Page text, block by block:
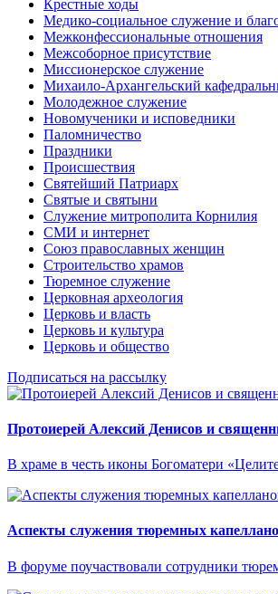
Крестные ходы
Медико-социальное служение и
Межконфессиональные отношения
Межсоборное присутствие
Миссионерское служение
Михаило-Архангельский
Молодежное служение
Новомученики и исповедники
Паломничество
Праздники
Происшествия
Святейший Патриарх
Святые и святыни
Служение митрополита Корнилия
СМИ и интернет
Союз православных женщин
Строительство храмов
Тюремное служение
Церковная археология
Церковь и власть
Церковь и культура
Церковь и общество
Подписаться на рассылку
Протоиерей Алексий Денисов и
В храме в честь иконы Богоматери
Аспекты служения тюремных
В форуме поучаствовали сотрудники